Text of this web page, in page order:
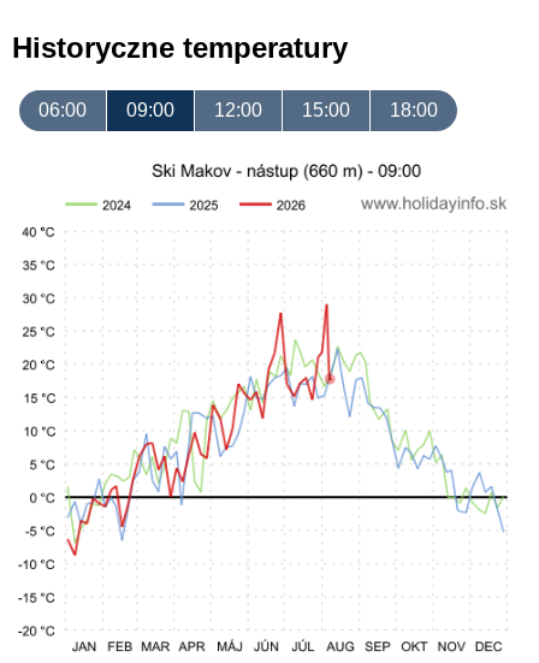
Historyczne temperatury
06:00 09:00 12:00 15:00 18:00